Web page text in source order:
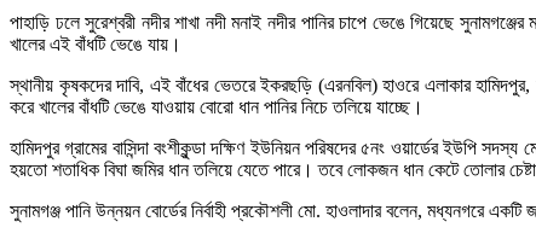
পাহাড়ি ঢলে সুরেশ্বরী নদীর শাখা নদী মনাই নদীর পানির চাপে ভেঙে গিয়েছে
খালের এই বাঁধটি ভেঙে যায়।
স্থানীয় কৃষকদের দাবি, এই বাঁধের ভেতরে ইকরছড়ি (এরনবিল) হাওরে এলাকার হামিদপুর,
করে খালের বাঁধটি ভেঙে যাওয়ায় বোরো ধান পানির নিচে তলিয়ে যাচ্ছে।
হামিদপুর গ্রামের বাসিন্দা বংশীকুন্ডা দক্ষিণ ইউনিয়ন পরিষদের ৫নং ওয়ার্ডের ইউপি
হয়তো শতাধিক বিঘা জমির ধান তলিয়ে যেতে পারে। তবে লোকজন ধান কেটে তোলার
সুনামগঞ্জ পানি উন্নয়ন বোর্ডের নির্বাহী প্রকৌশলী মো. হাওলাদার বলেন, মধ্যনগরে